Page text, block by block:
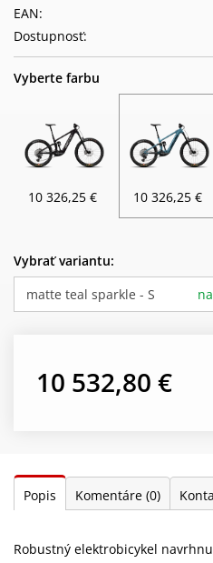
EAN:
Dostupnosť:
Vyberte farbu
10 326,25 € 10 326,25 €
Vybrať variantu:
matte teal sparkle - S
10 532,80 €
Popis Komentáre (0)
Robustný elektrobicykel